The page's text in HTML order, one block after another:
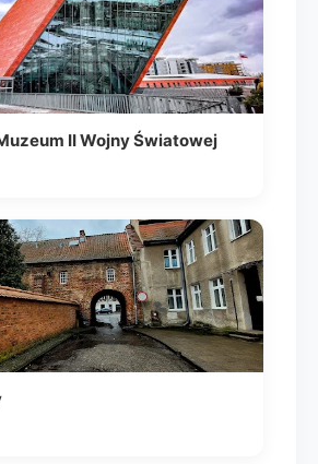
II Wojny Światowej